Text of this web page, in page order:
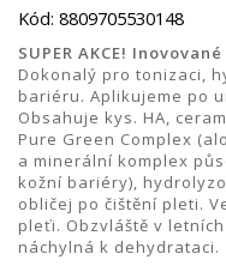
Kód: 8809705530148
SUPER AKCE!
Dokonalý pro tonizaci,
bariéru. Aplikujeme po
Obsahuje kys. HA,
Pure Green Complex
a minerální komplex
kožní bariéry),
obličej po čištění pleti.
pleťi. Obzvláště v
náchylná k dehydrataci.